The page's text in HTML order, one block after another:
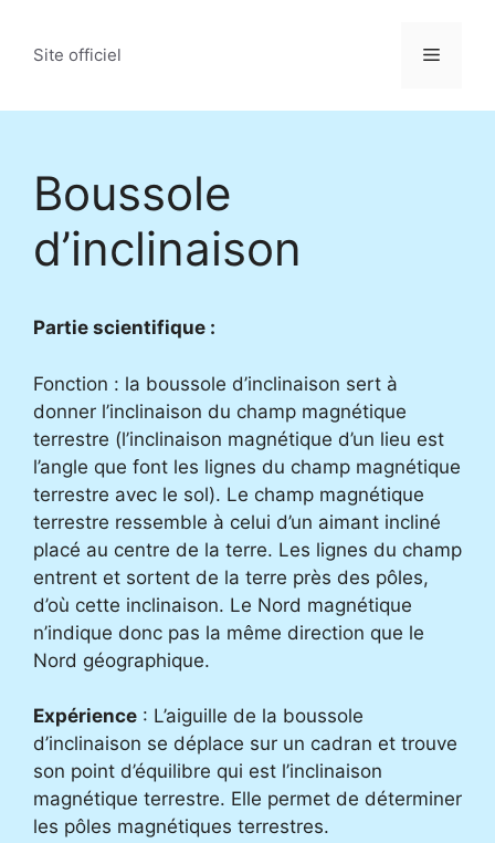
contenu
Site officiel Menu
Boussole
d’inclinaison
Partie scientifique :
Fonction : la boussole d’inclinaison sert à
donner l’inclinaison du champ magnétique
terrestre (l’inclinaison magnétique d’un lieu est
l’angle que font les lignes du champ magnétique
terrestre avec le sol). Le champ magnétique
terrestre ressemble à celui d’un aimant incliné
placé au centre de la terre. Les lignes du champ
entrent et sortent de la terre près des pôles,
d’où cette inclinaison. Le Nord magnétique
n’indique donc pas la même direction que le
Nord géographique.
Expérience : L’aiguille de la boussole
d’inclinaison se déplace sur un cadran et trouve
son point d’équilibre qui est l’inclinaison
magnétique terrestre. Elle permet de déterminer
les pôles magnétiques terrestres.